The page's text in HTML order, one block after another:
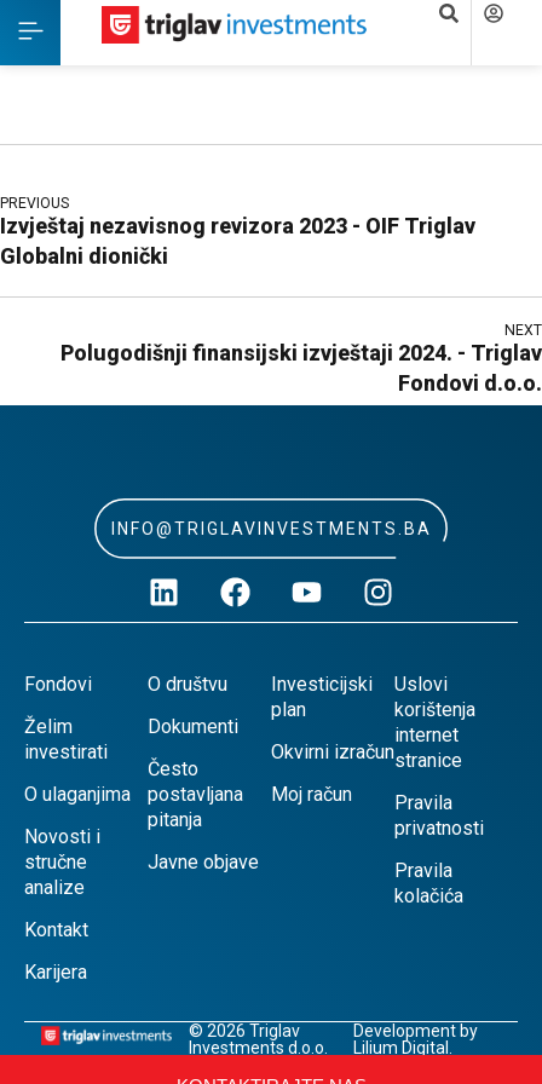
PREVIOUS
Izvještaj nezavisnog revizora 2023 - OIF Triglav
Globalni dionički
NEXT
Polugodišnji finansijski izvještaji 2024. - Triglav
Fondovi d.o.o.
INFO@TRIGLAVINVESTMENTS.BA
Fondovi
Želim
investirati
O ulaganjima
Novosti i
stručne
analize
Kontakt
Karijera
O društvu
Dokumenti
Često
postavljana
pitanja
Javne objave
Investicijski
plan
Okvirni izračun
Moj račun
Uslovi
korištenja
internet
stranice
Pravila
privatnosti
Pravila
kolačića
© 2026 Triglav
Investments d.o.o.
Development by
Lilium Digital.